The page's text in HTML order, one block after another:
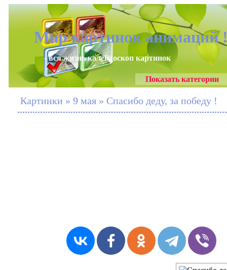
Мир картинок анимаций
- вся жизнь калейдоскоп картинок
Показать категории
Картинки » 9 мая » Спасибо деду, за победу !